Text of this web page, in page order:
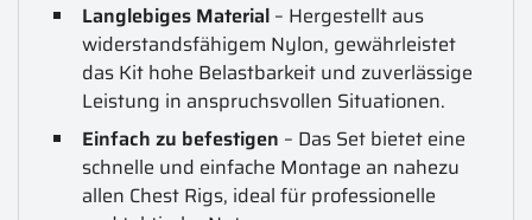
Langlebiges Material – Hergestellt aus
widerstandsfähigem Nylon, gewährleistet
das Kit hohe Belastbarkeit und zuverlässige
Leistung in anspruchsvollen Situationen.
Einfach zu befestigen – Das Set bietet eine
schnelle und einfache Montage an nahezu
allen Chest Rigs, ideal für professionelle